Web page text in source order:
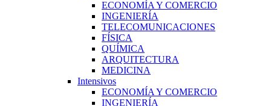
ECONOMÍA Y COMERCIO
INGENIERÍA
TELECOMUNICACIONES
FÍSICA
QUÍMICA
ARQUITECTURA
MEDICINA
Intensivos
ECONOMÍA Y COMERCIO
INGENIERÍA